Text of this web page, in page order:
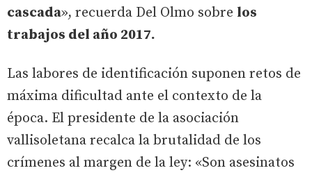
cascada», recuerda Del Olmo sobre los
trabajos del año 2017.
Las labores de identificación suponen retos de
máxima dificultad ante el contexto de la
época. El presidente de la asociación
vallisoletana recalca la brutalidad de los
crímenes al margen de la ley: «Son asesinatos